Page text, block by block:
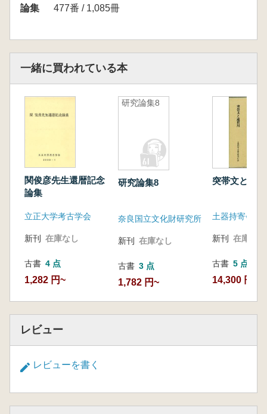
論集 477番 / 1,085冊
一緒に買われている本
関俊彦先生還暦記念
論集
立正大学考古学会
新刊 在庫なし
古書 4 点
1,282 円~
研究論集8
研究論集8
奈良国立文化財研究所
新刊 在庫なし
古書 3 点
1,782 円~
突帯文と遠
新刊 在庫なし
古書 5 点
14,300 円~
レビュー
レビューを書く